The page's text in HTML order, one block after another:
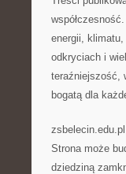
energii,
odkryciach i
teraźniejszość,
bogatą dla
Strona może
dziedziną